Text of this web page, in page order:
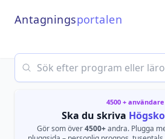
Antagningsportalen
Search
4500 + användare
Ska du skriva
Gör som över4500+andra. Plugga